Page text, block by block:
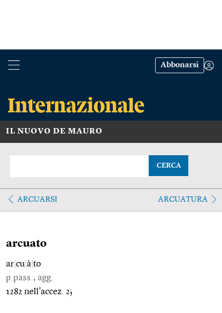
Abbonarsi
IL NUOVO DE MAURO
CERCA
ARCUARSI ARCUATURA
arcuato
ar cu à to
p.pass., agg.
1282 nell'accez. 2;